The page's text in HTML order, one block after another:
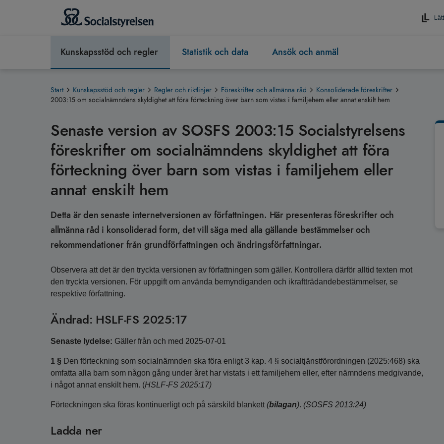
Kunskapsstöd och regler Statistik och data Ansök och anmäl
Start Kunskapsstöd och regler Regler och riktlinjer Föreskrifter och allmänna råd
Konsoliderade föreskrifter
2003:15 om socialnämndens skyldighet att föra förteckning över barn som vistas i familjehem eller annat enskilt hem
Senaste version av SOSFS 2003:15 Socialstyrelsens
föreskrifter om socialnämndens skyldighet att föra
förteckning över barn som vistas i familjehem eller
annat enskilt hem
Detta är den senaste internetversionen av författningen. Här presenteras föreskrifter och
allmänna råd i konsoliderad form, det vill säga med alla gällande bestämmelser och
rekommendationer från grundförfattningen och ändringsförfattningar.
Observera att det är den tryckta versionen av författningen som gäller. Kontrollera därför alltid texten mot
den tryckta versionen. För uppgift om använda bemyndiganden och ikraftträdandebestämmelser, se
respektive författning.
Ändrad: HSLF-FS 2025:17
Senaste lydelse: Gäller från och med 2025-07-01
1 § Den förteckning som socialnämnden ska föra enligt 3 kap. 4 § socialtjänstförordningen (2025:468) ska
omfatta alla barn som någon gång under året har vistats i ett familjehem eller, efter nämndens medgivande,
i något annat enskilt hem. (HSLF-FS 2025:17)
Förteckningen ska föras kontinuerligt och på särskild blankett (bilagan). (SOSFS 2013:24)
Ladda ner